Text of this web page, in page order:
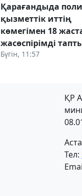
Қарағандыда
қызметтік иттің
көмегімен 18
жасөспірімді
Бүгін, 11:57
ҚР
Тел: